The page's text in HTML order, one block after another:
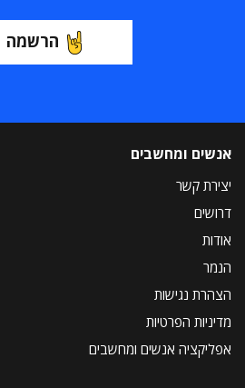
הרשמה
אנשים ומחשבים
יצירת קשר
דרושים
אודות
הנמר
הצהרת נגישות
מדיניות הפרטיות
אפליקציה אנשים ומחשבים